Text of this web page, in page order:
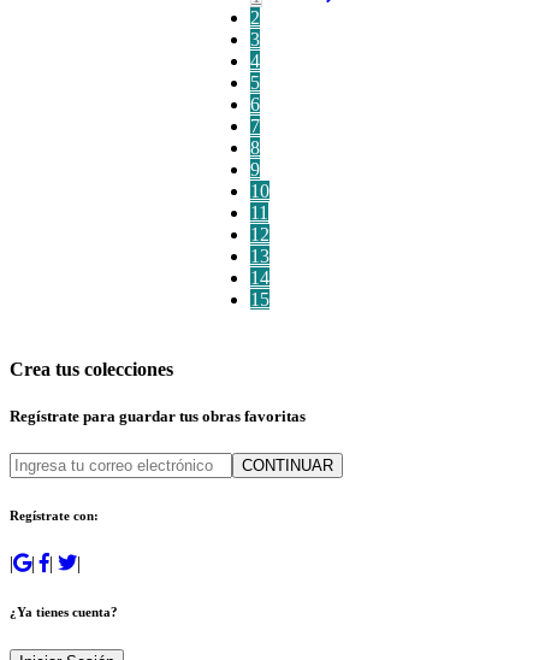
2
3
4
5
6
7
8
9
10
11
12
13
14
15
Crea tus colecciones
Regístrate para guardar tus obras favoritas
CONTINUAR
Regístrate con:
| | | |
¿Ya tienes cuenta?